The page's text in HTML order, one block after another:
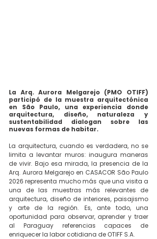
La Arq. Aurora Melgarejo (PMO OTIFF)
participó de la muestra arquitectónica
en São Paulo, una experiencia donde
arquitectura, diseño, naturaleza y
sustentabilidad dialogan sobre las
nuevas formas de habitar.
La arquitectura, cuando es verdadera, no se
limita a levantar muros: inaugura maneras
de vivir. Bajo esa mirada, la presencia de la
Arq. Aurora Melgarejo en CASACOR São Paulo
2026 representa mucho más que una visita a
una de las muestras más relevantes de
arquitectura, diseño de interiores, paisajismo
y arte de la región. Es, ante todo, una
oportunidad para observar, aprender y traer
al Paraguay referencias capaces de
enriquecer la labor cotidiana de OTIFF S.A.